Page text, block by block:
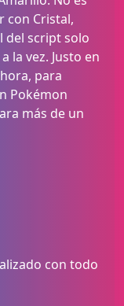
con Cristal,
del script solo
la vez. Justo en
para
Pokémon
más de un
con todo